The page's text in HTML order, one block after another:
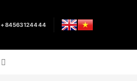
+84563124444